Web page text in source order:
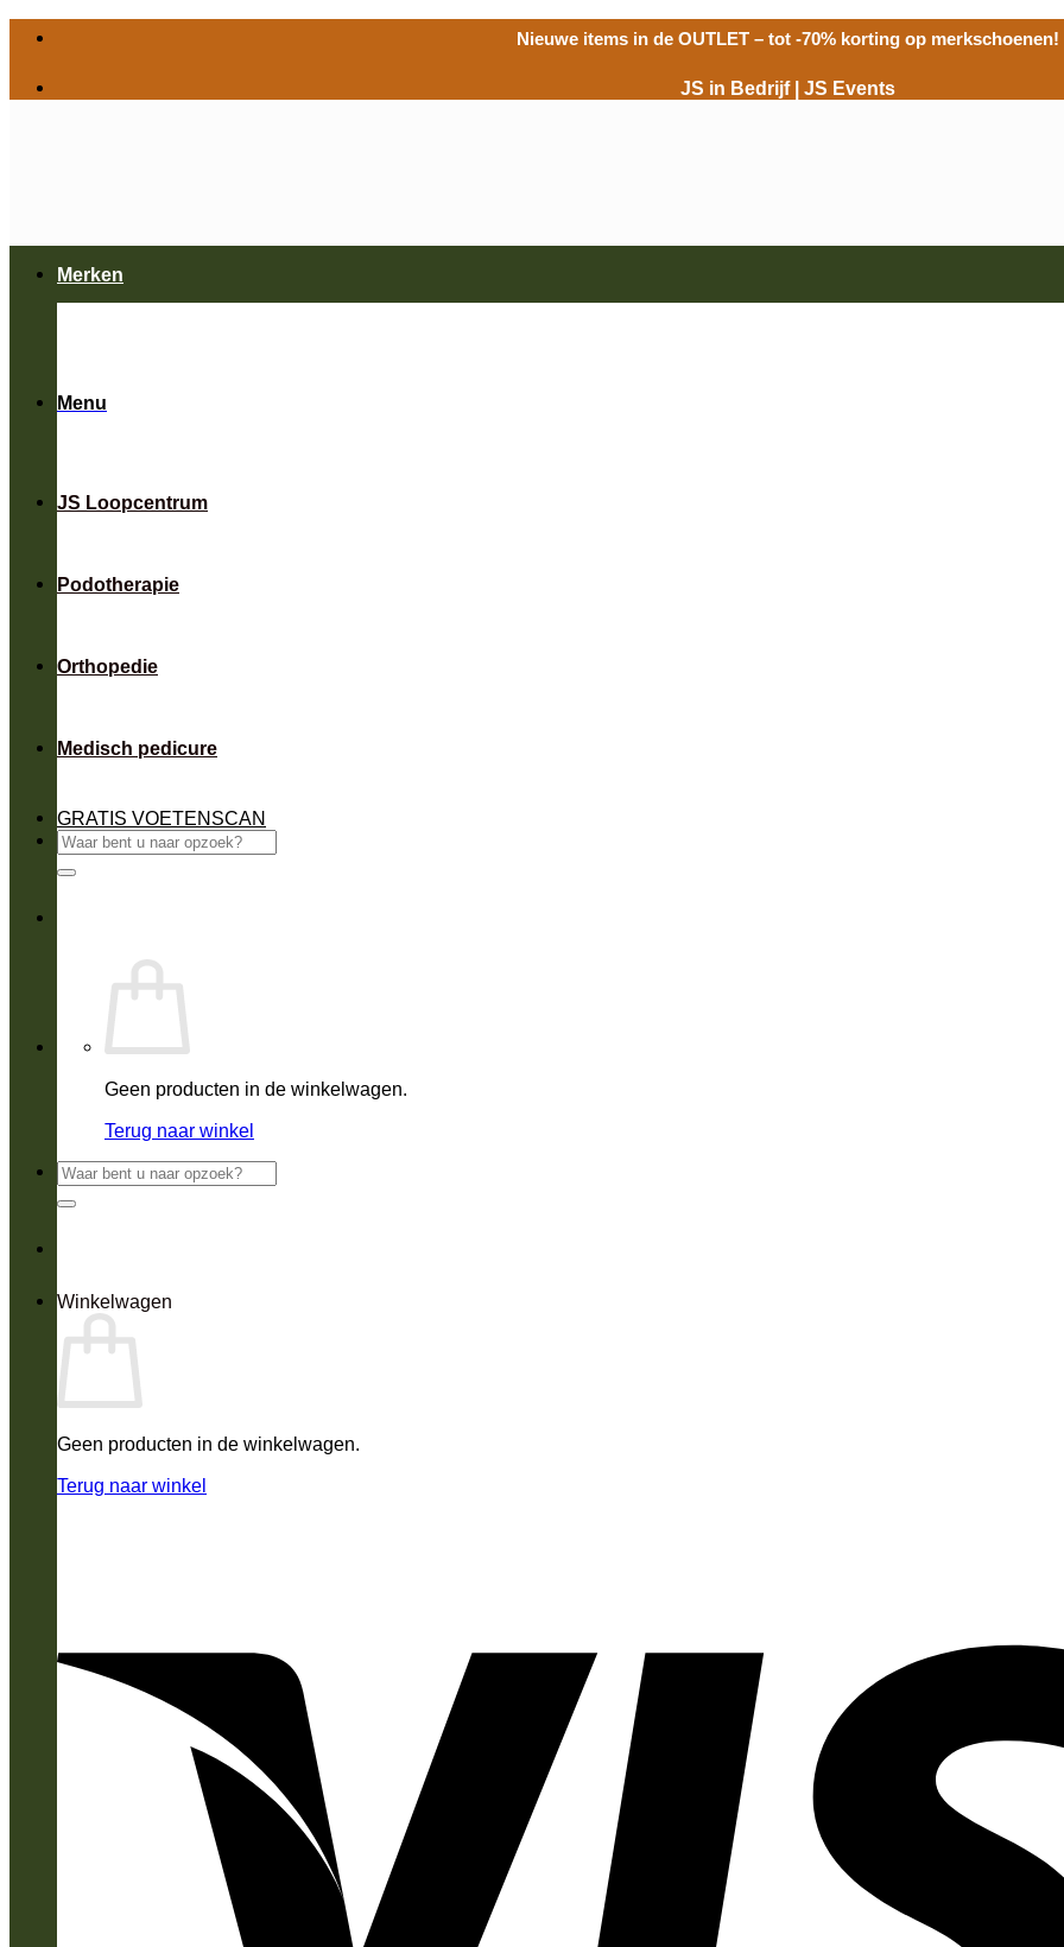
Nieuwe items in de OUTLET– tot -70% korting op merkschoenen!
JS in Bedrijf JS Events
Menu
JS Loopcentrum
Podotherapie
Orthopedie
Medisch pedicure
GRATIS VOETENSCAN
Zoeken
naar:
Geen producten in de winkelwagen.
Terug naar winkel
Zoeken
Winkelwagen
Geen producten in de winkelwagen.
Terug naar winkel
Merken